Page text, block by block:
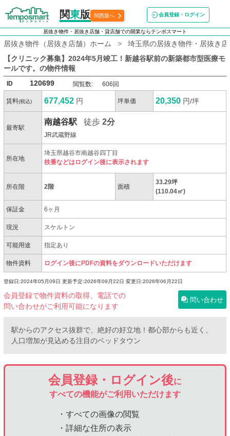
関東版 関西版へ 会員登録・ログイン
居抜き物件・居抜き店舗・貸店舗での開業ならテンポスマート
居抜き物件（居抜き店舗）ホーム
埼玉県の居抜き物件・居抜き
【クリニック募集】2024年5月竣工！新越谷駅前の新築都市型医療モ
ールです。 の物件情報
ID 120699 閲覧数: 606回
賃料(税込) 677,452 円 坪単価 20,350 円/坪
最寄駅
南越谷駅 徒歩2分
JR武蔵野線
所在地
埼玉県越谷市南越谷四丁目
枝番などはログイン後に表示されます
所在階 2階 面積
33.29坪
(110.04㎡)
保証金 6ヶ月
現況 スケルトン
可能用途 指定あり
物件資料 ログイン後にPDFの資料をダウンロードいただけます
登録日:2024年05月09日 更新予定:2026年09月22日 変更日:2026年06月22日
会員登録で物件資料の取得、電話での
問い合わせがご利用可能になります
問い合わせ
駅からのアクセス抜群で、絶好の好立地！都心部からも近く、
人口増加が見込める注目のベッドタウン
会員登録・ログイン後に
すべての機能がご利用いただけます
・すべての画像の閲覧
・詳細な住所の表示